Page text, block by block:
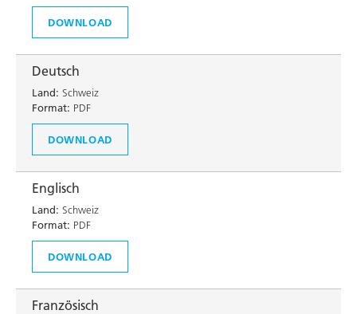
DOWNLOAD
Deutsch
Land: Schweiz
Format: PDF
DOWNLOAD
Englisch
Land: Schweiz
Format: PDF
DOWNLOAD
Französisch